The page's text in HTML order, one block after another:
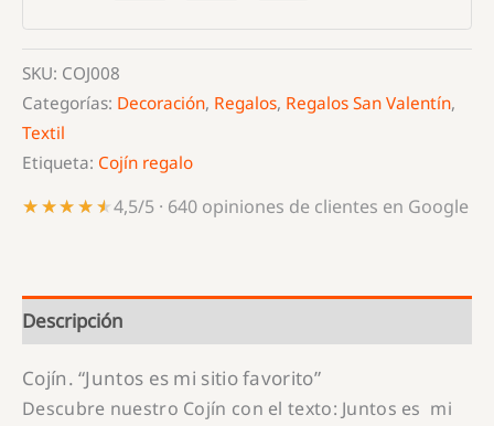
favorito"
cantidad
SKU: COJ008
Categorías: Decoración, Regalos, Regalos San Valentín,
Textil
Etiqueta: Cojín regalo
★★★★★
★★★★★4,5/5 · 640 opiniones de clientes en Google
Descripción
Cojín. “Juntos es mi sitio favorito”
Descubre nuestro Cojín con el texto: Juntos es mi